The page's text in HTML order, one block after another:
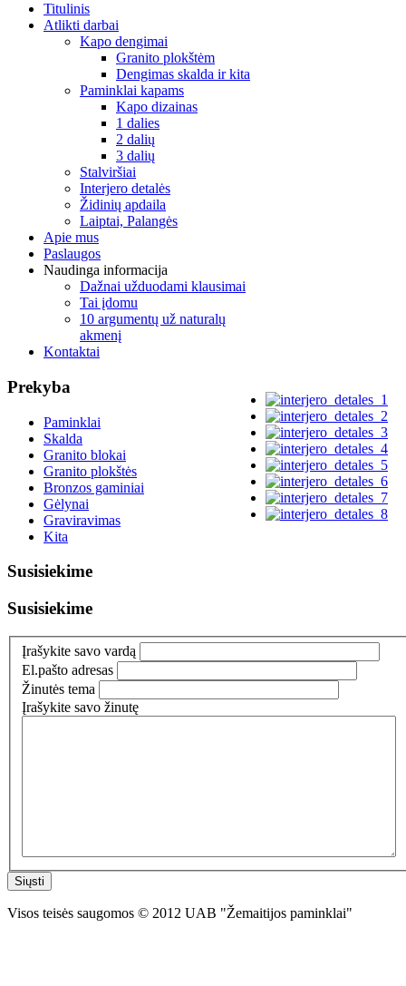
Titulinis
Atlikti darbai
Kapo dengimai
Granito plokštėm
Dengimas skalda ir kita
Paminklai kapams
Kapo dizainas
1 dalies
2 dalių
3 dalių
Stalviršiai
Interjero detalės
Židinių apdaila
Laiptai, Palangės
Apie mus
Paslaugos
Naudinga informacija
Dažnai užduodami klausimai
Tai įdomu
10 argumentų už naturalų
akmenį
Kontaktai
Prekyba
Paminklai
Skalda
Granito blokai
Granito plokštės
Bronzos gaminiai
Gėlynai
Graviravimas
Kita
Susisiekime
Susisiekime
Įrašykite savo vardą
El.pašto adresas
Žinutės tema
Įrašykite savo žinutę
Siųsti
Visos teisės saugomos © 2012 UAB "Žemaitijos paminklai"